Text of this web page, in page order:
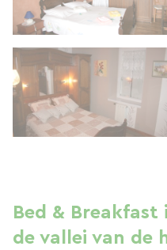
Bed &
de vallei van de